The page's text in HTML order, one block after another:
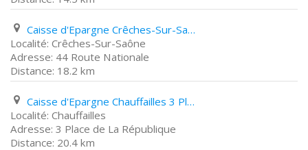
Caisse d'Epargne Crêches-Sur-Saône 44 Route Nationale
Crêches-Sur-Saône
44 Route Nationale
18.2 km
Caisse d'Epargne Chauffailles 3 Place de La République
Chauffailles
3 Place de La République
20.4 km